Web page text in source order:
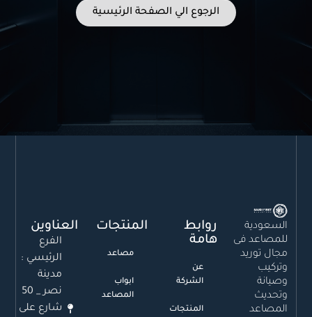
الرجوع الي الصفحة الرئيسية
السعودية
للمصاعد فى
مجال توريد
وتركيب
وصيانة
وتحديث
المصاعد
روابط
هامة
عن
الشركة
المنتجات
المنتجات
مصاعد
ابواب
المصاعد
العناوين
الفرع
الرئيسي :
مدينة
نصر _ 50
شارع على